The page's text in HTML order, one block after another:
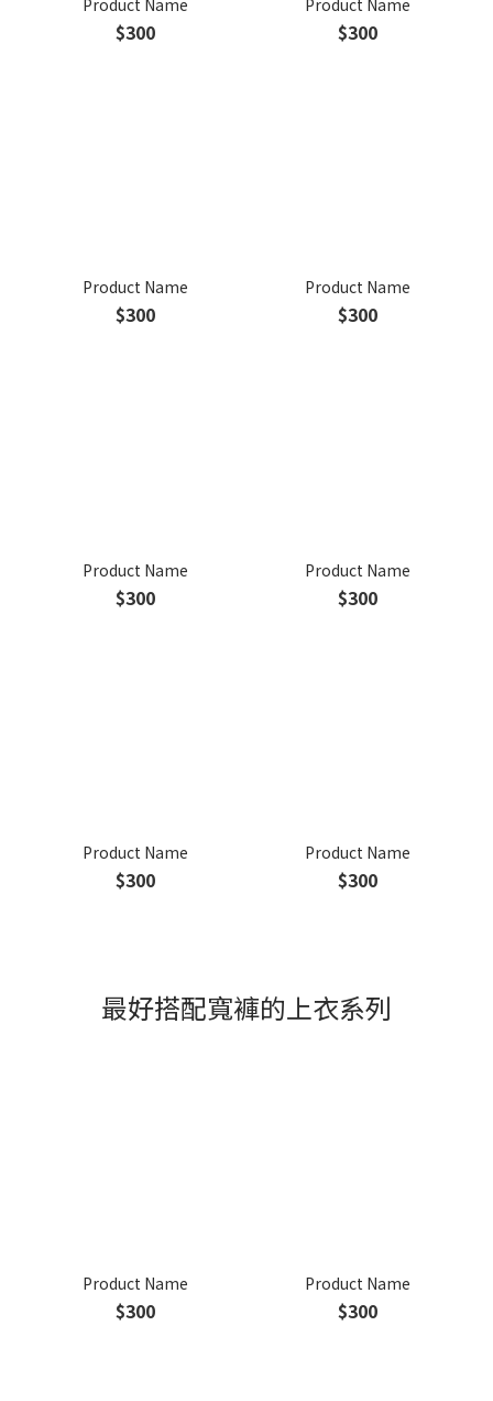
$300 $300
Product Name
$300
Product Name
$300
Product Name
$300
Product Name
$300
Product Name
$300
Product Name
$300
最好搭配寬褲的上衣系列
Product Name
$300
Product Name
$300